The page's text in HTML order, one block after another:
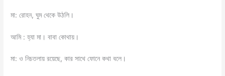
মা: রোহন, ঘুম থেকে উঠলি।
আমি : হ্যা মা। বাবা কোথায়।
মা: ও নিচতলায় রয়েছে, কার সাথে ফোনে কথা বলে।